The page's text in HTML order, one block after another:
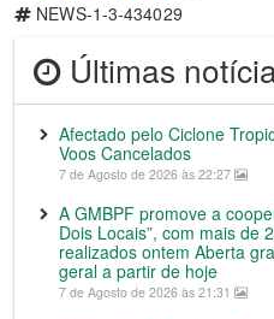
NEWS-1-3-434029
Últimas
Afectado pelo Ciclone
Voos Cancelados
7 de Agosto de 2026 às 22:27
A GMBPF promove a
Dois Locais”, com mais de
realizados ontem Aberta
geral a partir de hoje
7 de Agosto de 2026 às 21:31